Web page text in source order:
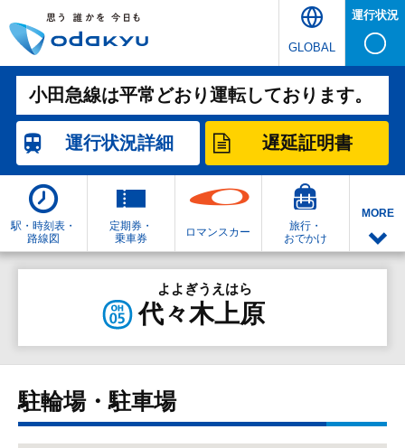
GLOBAL
運行状況
小田急線は平常どおり運転しております。
運行状況詳細 遅延証明書
駅・時刻表・
路線図
定期券・
乗車券
ロマンスカー
旅行・
おでかけ
MORE
よよぎうえはら
代々木上原
駐輪場・駐車場